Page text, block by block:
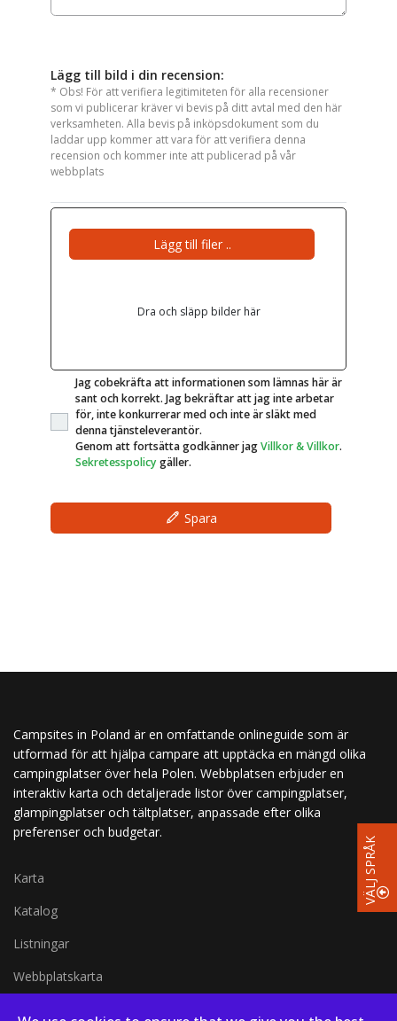
VÄLJ SPRÅK
Lägg till bild i din recension:
* Obs! För att verifiera legitimiteten för alla recensioner
som vi publicerar kräver vi bevis på ditt avtal med den här
verksamheten. Alla bevis på inköpsdokument som du
laddar upp kommer att vara för att verifiera denna
recension och kommer inte att publicerad på vår
webbplats
Lägg till filer ..
Dra och släpp bilder här
Jag cobekräfta att informationen som lämnas här är
sant och korrekt. Jag bekräftar att jag inte arbetar
för, inte konkurrerar med och inte är släkt med
denna tjänsteleverantör.
Genom att fortsätta godkänner jagVillkor & Villkor.
Sekretesspolicygäller.
Spara
Campsites in Poland är en omfattande onlineguide som är
utformad för att hjälpa campare att upptäcka en mängd olika
campingplatser över hela Polen. Webbplatsen erbjuder en
interaktiv karta och detaljerade listor över campingplatser,
glampingplatser och tältplatser, anpassade efter olika
preferenser och budgetar.
Karta
Katalog
Listningar
Webbplatskarta